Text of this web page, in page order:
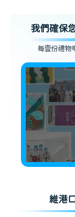
我們確保
每壹份禮物
維港